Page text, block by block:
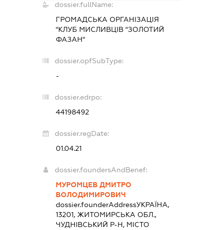
dossier.fullName:
ГРОМАДСЬКА ОРГАНІЗАЦІЯ
"КЛУБ МИСЛИВЦІВ "ЗОЛОТИЙ
ФАЗАН"
dossier.opfSubType:
-
dossier.edrpo:
44198492
dossier.regDate:
01.04.21
dossier.foundersAndBenef:
МУРОМЦЕВ ДМИТРО
ВОЛОДИМИРОВИЧ
dossier.founderAddressУКРАЇНА,
13201, ЖИТОМИРСЬКА ОБЛ.,
ЧУДНІВСЬКИЙ Р-Н, МІСТО